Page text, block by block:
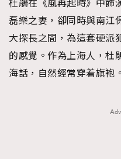
杜鵑在《風再起時》中飾
磊樂之妻，卻同時與南江
大探長之間，為這套硬派
的感覺。作為上海人，杜
海話，自然經常穿着旗袍。